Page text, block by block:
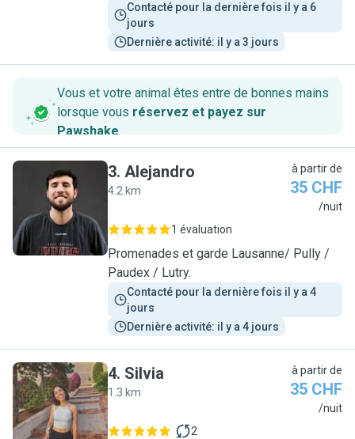
Contacté pour la dernière fois il y a 6
jours
Dernière activité: il y a 3 jours
Vous et votre animal êtes entre de bonnes mains
lorsque vous réservez et payez sur
Pawshake.
A
3. Alejandro
4.2 km
à partir de
35 CHF
/nuit
1 évaluation
Promenades et garde Lausanne/ Pully /
Paudex / Lutry.
Contacté pour la dernière fois il y a 4
jours
Dernière activité: il y a 4 jours
S
4. Silvia
1.3 km
à partir de
35 CHF
/nuit
2